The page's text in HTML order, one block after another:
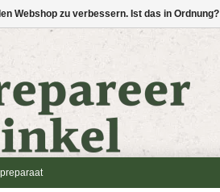
Webshop zu verbessern. Ist das in Ordnung?